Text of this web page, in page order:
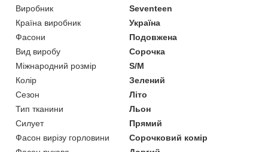
Виробник
Seventeen
Країна виробник
Україна
Фасони
Подовжена
Вид виробу
Сорочка
Міжнародний розмір
S/M
Колір
Зелений
Сезон
Літо
Тип тканини
Льон
Силует
Прямий
Фасон вирізу горловини
Сорочковий комір